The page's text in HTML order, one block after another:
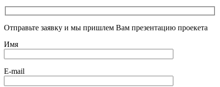
Отправьте заявку и мы пришлем Вам презентацию проекета
Имя
E-mail